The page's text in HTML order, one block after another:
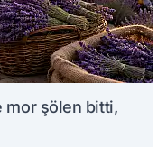
mor şölen bitti,